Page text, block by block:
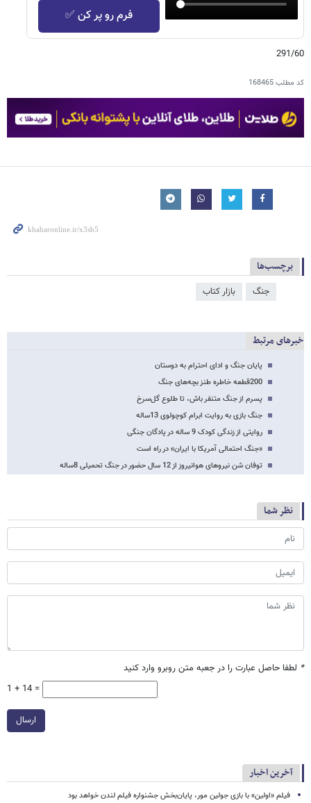
فرم رو پر کن ✅
291/60
کد مطلب168465
برچسب‌ها
جنگ بازار کتاب
خبرهای مرتبط
پایان جنگ و ادای احترام به دوستان
200قطعه خاطره طنز بچه‌های جنگ
پسرم از جنگ متنفر باش، تا طلوع گل‌سرخ
جنگ بازی به روایت ابرام کوچولوی 13ساله
روایتی از زندگی کودک 9 ساله در پادگان جنگی
«جنگ احتمالی آمریکا با ایران» در راه است
توفان شن نیروهای هوانیروز از 12 سال حضور در جنگ تحمیلی 8ساله
نظر شما
* لطفا حاصل عبارت را در جعبه متن روبرو وارد کنید
1 + 14 =
ارسال
آخرین اخبار
فیلم «اولین» با بازی جولین مور، پایان‌بخش جشنواره فیلم لندن خواهد بود